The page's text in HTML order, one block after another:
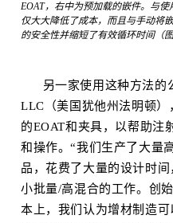
EOAT，右中为预加载的嵌件。与
仅大大降低了成本，而且与手动将
的安全性并缩短了有效循环时间（图
另一家使用这种方法的
LLC（美国犹他州法明顿）
的EOAT和夹具，以帮助注
和操作。“我们生产了大量
品，花费了大量的设计时
小批量/高混合的工作。创
本上，我们认为增材制造